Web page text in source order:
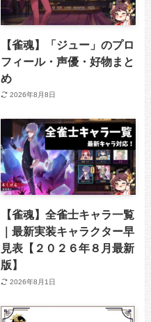
【雀魂】「ジュー」のプロ
フィール・声優・好物まと
め
2026年8月8日
【雀魂】全雀士キャラ一覧
｜最新実装キャラクター早
見表【２０２６年８月最新
版】
2026年8月1日